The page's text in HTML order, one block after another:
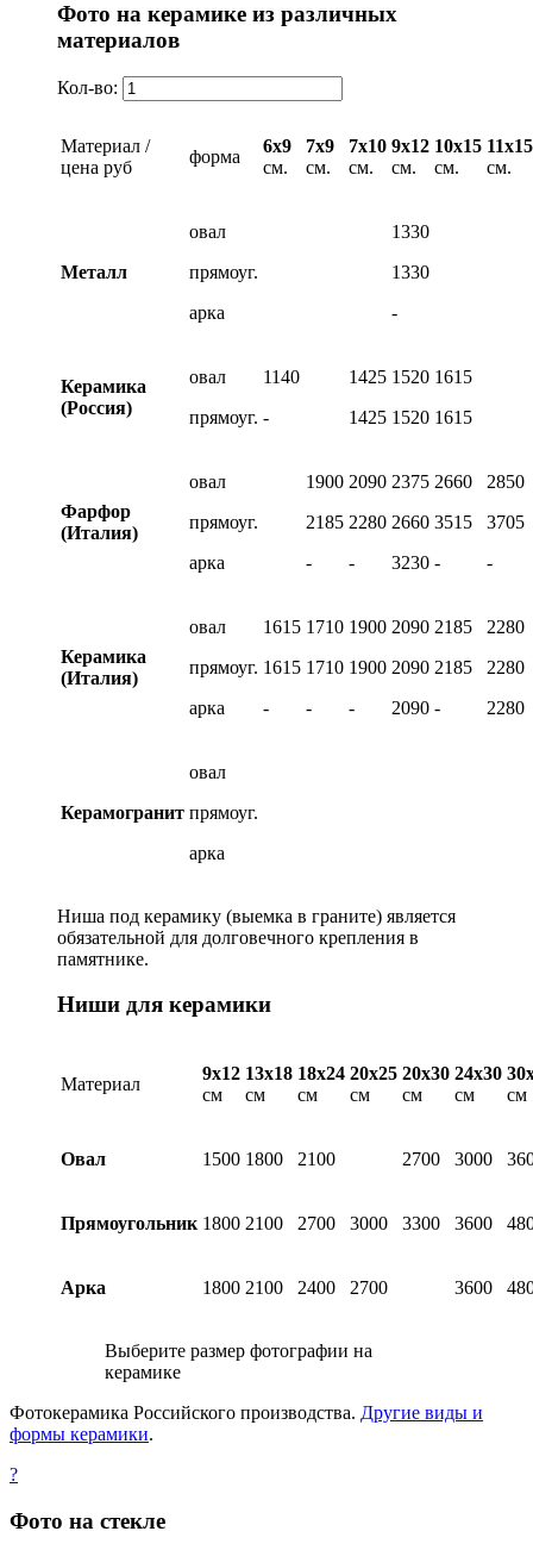
Фото на керамике из различных
материалов
Кол-во:
Материал /
цена руб
форма
6х9
см.
7х9
см.
7х10
см.
9х12
см.
10х15
см.
11х15
см.
Металл
овал
прямоуг.
арка
1330
1330
-
Керамика
(Россия)
овал
прямоуг.
1140
-
1425
1425
1520
1520
1615
1615
Фарфор
(Италия)
овал
прямоуг.
арка
1900
2185
-
2090
2280
-
2375
2660
3230
2660
3515
-
2850
3705
-
Керамика
(Италия)
овал
прямоуг.
арка
1615
1615
-
1710
1710
-
1900
1900
-
2090
2090
2090
2185
2185
-
2280
2280
2280
Керамогранит
овал
прямоуг.
арка
Ниша под керамику (выемка в граните) является
обязательной для долговечного крепления в
памятнике.
Ниши для керамики
Материал
9х12
см
13х18
см
18х24
см
20х25
см
20х30
см
24х30
см
см
Овал 1500 1800 2100 2700 3000
Прямоугольник 1800 2100 2700 3000 3300 3600
Арка 1800 2100 2400 2700 3600
Выберите размер фотографии на
керамике
Фотокерамика Российского производства. Другие виды и
формы керамики.
?
Фото на стекле